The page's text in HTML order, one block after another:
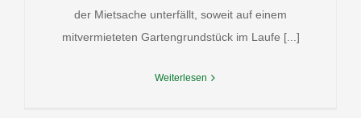
der Mietsache unterfällt, soweit auf einem
mitvermieteten Gartengrundstück im Laufe [...]
Weiterlesen